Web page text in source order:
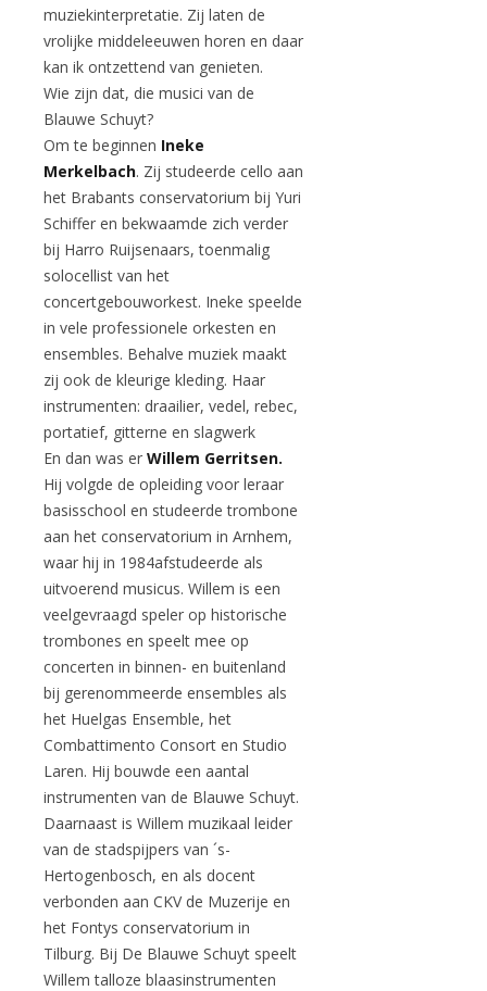
muziekinterpretatie. Zij laten de
vrolijke middeleeuwen horen en daar
kan ik ontzettend van genieten.
Wie zijn dat, die musici van de
Blauwe Schuyt?
Om te beginnen Ineke
Merkelbach. Zij studeerde cello aan
het Brabants conservatorium bij Yuri
Schiffer en bekwaamde zich verder
bij Harro Ruijsenaars, toenmalig
solocellist van het
concertgebouworkest. Ineke speelde
in vele professionele orkesten en
ensembles. Behalve muziek maakt
zij ook de kleurige kleding. Haar
instrumenten: draailier, vedel, rebec,
portatief, gitterne en slagwerk
En dan was er Willem Gerritsen.
Hij volgde de opleiding voor leraar
basisschool en studeerde trombone
aan het conservatorium in Arnhem,
waar hij in 1984afstudeerde als
uitvoerend musicus. Willem is een
veelgevraagd speler op historische
trombones en speelt mee op
concerten in binnen- en buitenland
bij gerenommeerde ensembles als
het Huelgas Ensemble, het
Combattimento Consort en Studio
Laren. Hij bouwde een aantal
instrumenten van de Blauwe Schuyt.
Daarnaast is Willem muzikaal leider
van de stadspijpers van ´s-
Hertogenbosch, en als docent
verbonden aan CKV de Muzerije en
het Fontys conservatorium in
Tilburg. Bij De Blauwe Schuyt speelt
Willem talloze blaasinstrumenten